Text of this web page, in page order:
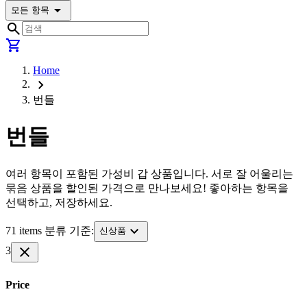
모든 항목 arrow_drop_down
search
shopping_cart
Home
chevron_right
번들
번들
여러 항목이 포함된 가성비 갑 상품입니다. 서로 잘 어울리는
묶음 상품을 할인된 가격으로 만나보세요! 좋아하는 항목을
선택하고, 저장하세요.
71 items 분류 기준: 신상품 expand_more
3 close
Price